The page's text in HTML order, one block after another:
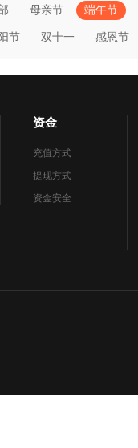
母亲节 端午节
节 双十一 感恩节
资金
充值方式
提现方式
资金安全